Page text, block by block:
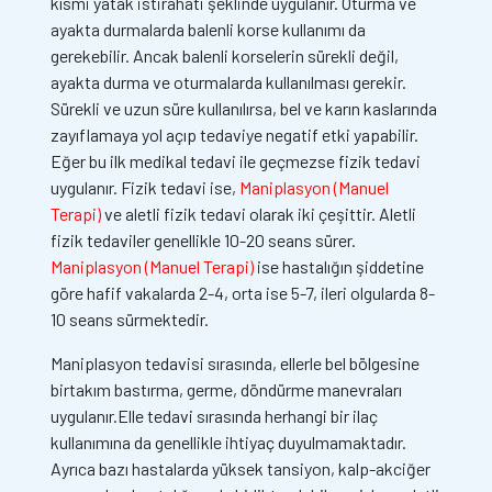
ayakta durmalarda balenli korse kullanımı da
gerekebilir. Ancak balenli korselerin sürekli değil,
ayakta durma ve oturmalarda kullanılması gerekir.
Sürekli ve uzun süre kullanılırsa, bel ve karın kaslarında
zayıflamaya yol açıp tedaviye negatif etki yapabilir.
Eğer bu ilk medikal tedavi ile geçmezse fizik tedavi
uygulanır. Fizik tedavi ise, Maniplasyon (Manuel
Terapi)ve aletli fizik tedavi olarak iki çeşittir. Aletli
fizik tedaviler genellikle 10-20 seans sürer.
Maniplasyon (Manuel Terapi)ise hastalığın şiddetine
göre hafif vakalarda 2-4, orta ise 5-7, ileri olgularda 8-
10 seans sürmektedir.
Maniplasyon tedavisi sırasında, ellerle bel bölgesine
birtakım bastırma, germe, döndürme manevraları
uygulanır.Elle tedavi sırasında herhangi bir ilaç
kullanımına da genellikle ihtiyaç duyulmamaktadır.
Ayrıca bazı hastalarda yüksek tansiyon, kalp-akciğer